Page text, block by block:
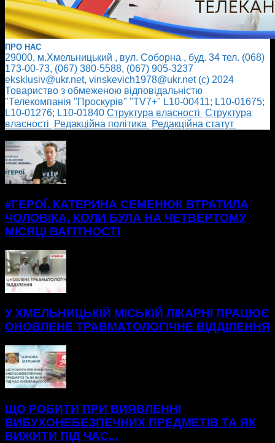
ПРО НАС
29000, м.Хмельницький , вул. Соборна , буд. 34 тел. (068)
173-00-73, (067) 380-5588, (067) 905-3237
eksklusiv@ukr.net, vinskevich1978@ukr.net (с) 2024
Товариство з обмеженою відповідальністю
"Телекомпанія "Проскурів" "TV7+" L10-00411; L10-01675;
L10-01276; L10-01840 Cтруктура власності Cтруктура
власності
Редакційна політика
Редакційна статут
#ГЕРОЇ. КАТЕРИНА СЕМЕНЮК ВТРАТИЛА
ЧОЛОВІКА, КОЛИ БУЛА НА ЧЕТВЕРТОМУ
МІСЯЦІ ВАГІТНОСТІ
У ХМЕЛЬНИЦЬКІЙ МІСЬКІЙ ЛІКАРНІ ПРАЦЮЄ
ОНОВЛЕНЕ ТРАВМАТОЛОГІЧНЕ ВІДДІЛЕННЯ
ЩО РОБИТИ ПРИ ВИЯВЛЕННІ
ВИБУХОНЕБЕЗПЕЧНИХ ПРЕДМЕТІВ ТА ЯК
ВИЖИТИ ПІД ЧАС...